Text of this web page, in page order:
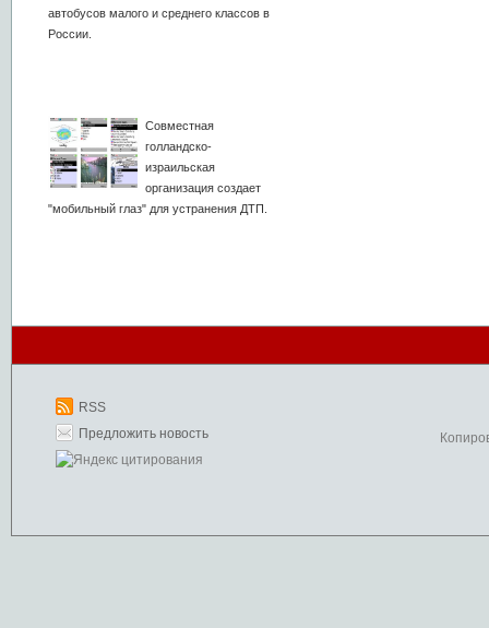
автобусов малого и среднего классов в
России.
Совместная
голландско-
израильская
организация создает
"мобильный глаз" для устранения ДТП.
RSS
Предложить новость